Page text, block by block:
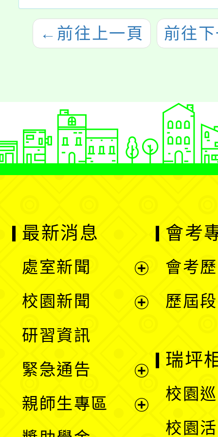
← 前往上一頁 前往
最新消息
處室新聞
單
校園新聞
選
單
研習資訊
緊急通告
親師生專區
會考
會考
歷屆
瑞坪
校園
校園